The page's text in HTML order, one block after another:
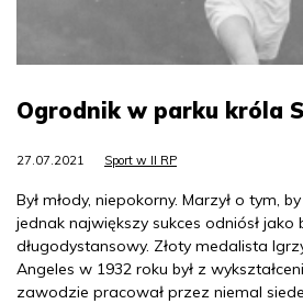
Ogrodnik w parku króla
27.07.2021 Sport w II RP
Był młody, niepokorny. Marzył o tym,
jednak największy sukces odniósł jako
długodystansowy. Złoty medalista
Angeles w 1932 roku był z
zawodzie pracował przez niemal